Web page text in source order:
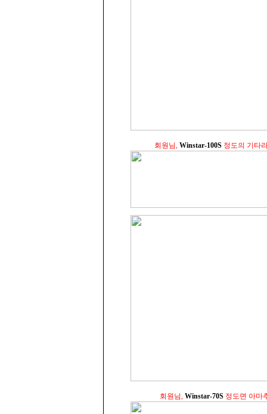
회원님, Winstar-100S정도의 기타
회원님, Winstar-70S 정도면 아마